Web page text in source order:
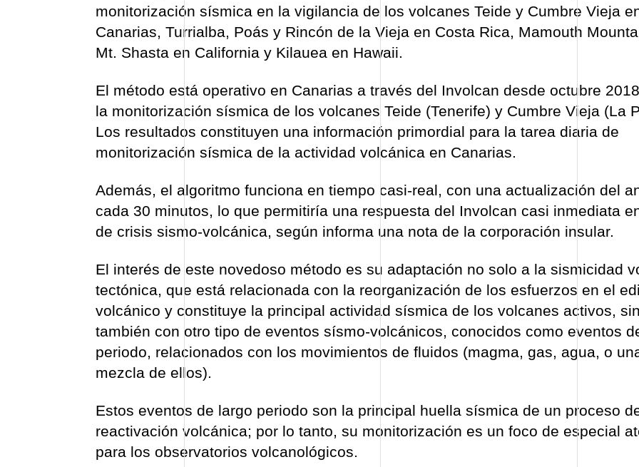
monitorización sísmica en la vigilancia de los volcanes Teide y Cumbre Vieja
Canarias, Turrialba, Poás y Rincón de la Vieja en Costa Rica, Mamouth
Mt. Shasta en California y Kilauea en Hawaii.
El método está operativo en Canarias a través del Involcan desde octubre
la monitorización sísmica de los volcanes Teide (Tenerife) y Cumbre Vieja (La
Los resultados constituyen una información primordial para la tarea diaria de
monitorización sísmica de la actividad volcánica en Canarias.
Además, el algoritmo funciona en tiempo casi-real, con una actualización del
cada 30 minutos, lo que permitiría una respuesta del Involcan casi inmediata
de crisis sismo-volcánica, según informa una nota de la corporación insular.
El interés de este novedoso método es su adaptación no solo a la sismicidad
tectónica, que está relacionada con la reorganización de los esfuerzos en el
volcánico y constituye la principal actividad sísmica de los volcanes activos,
también con otro tipo de eventos sísmo-volcánicos, conocidos como eventos
periodo, relacionados con los movimientos de fluidos (magma, gas, agua, o
mezcla de ellos).
Estos eventos de largo periodo son la principal huella sísmica de un proceso
reactivación volcánica; por lo tanto, su monitorización es un foco de especial
para los observatorios volcanológicos.